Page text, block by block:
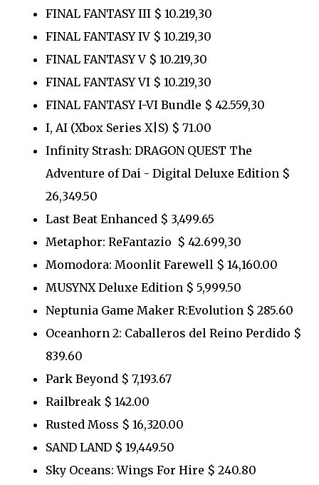
FINAL FANTASY III $ 10.219,30
FINAL FANTASY IV $ 10.219,30
FINAL FANTASY V $ 10.219,30
FINAL FANTASY VI $ 10.219,30
FINAL FANTASY I-VI Bundle $ 42.559,30
I, AI (Xbox Series X|S) $ 71.00
Infinity Strash: DRAGON QUEST The
Adventure of Dai - Digital Deluxe Edition $
26,349.50
Last Beat Enhanced $ 3,499.65
Metaphor: ReFantazio $ 42.699,30
Momodora: Moonlit Farewell $ 14,160.00
MUSYNX Deluxe Edition $ 5,999.50
Neptunia Game Maker R:Evolution $ 285.60
Oceanhorn 2: Caballeros del Reino Perdido $
839.60
Park Beyond $ 7,193.67
Railbreak $ 142.00
Rusted Moss $ 16,320.00
SAND LAND $ 19,449.50
Sky Oceans: Wings For Hire $ 240.80